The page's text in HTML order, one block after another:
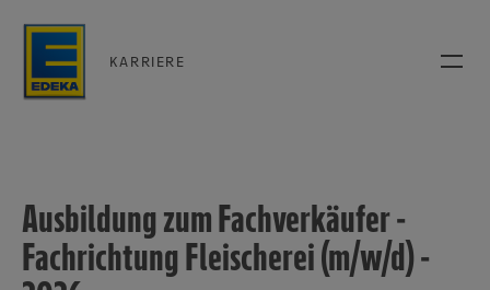
KARRIERE
Ausbildung zum Fachverkäufer -
Fachrichtung Fleischerei (m/w/d) -